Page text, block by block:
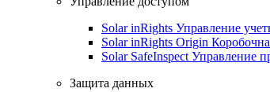
Solar inRights Управление
Solar inRights Origin
Solar SafeInspect Управление
Защита данных